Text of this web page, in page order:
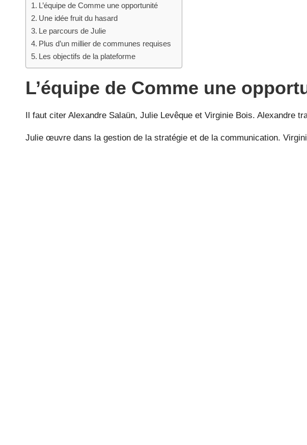
L’équipe de Comme une opportunité
Une idée fruit du hasard
Le parcours de Julie
Plus d’un millier de communes requises
Les objectifs de la plateforme
L’équipe de Comme une
Il faut citer Alexandre Salaün, Julie Levêque et Virginie Bois. Alexandre
Julie œuvre dans la gestion de la stratégie et de la communication.